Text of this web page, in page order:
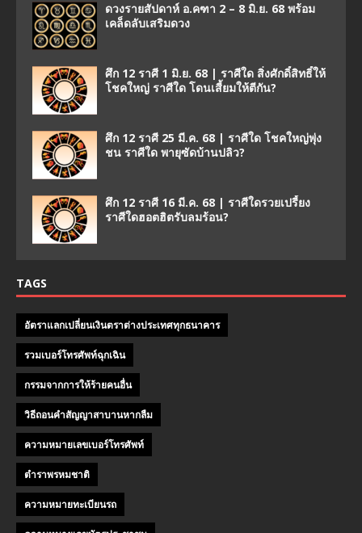
ดวงรายสัปดาห์ อ.คฑา 2 – 8 มิ.ย. 68 พร้อม
เคล็ดลับเสริมดวง
ศึก 12 ราศี 1 มิ.ย. 68 | ราศีใด สิ่งศักดิ์สิทธิ์ให้
โชคใหญ่ ราศีใด โดนเสี้ยมให้ตีกัน?
ศึก 12 ราศี 25 มี.ค. 68 | ราศีใด โชคใหญ่พุ่ง
ชน ราศีใด พายุซัดบ้านปลิว?
ศึก 12 ราศี 16 มี.ค. 68 | ราศีใดรวยเปรี้ยง
ราศีใดฮอตฮิตรับลมร้อน?
TAGS
อัตราแลกเปลี่ยนเงินตราต่างประเทศทุกธนาคาร
รวมเบอร์โทรศัพท์ฉุกเฉิน
กรรมจากการให้ร้ายคนอื่น
วิธีถอนคําสัญญาสาบานหากลืม
ความหมายเลขเบอร์โทรศัพท์
ตำราพรหมชาติ
ความหมายทะเบียนรถ